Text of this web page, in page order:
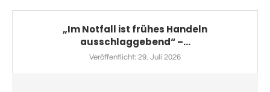
„Im Notfall ist frühes Handeln
ausschlaggebend“ –...
Veröffentlicht: 29. Juli 2026